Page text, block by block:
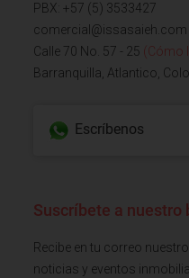
PBX: +57 (5) 3533427
comercial@issasaieh.com
Calle 70 No. 57 - 25 (Cómo
Barranquilla, Atlantico,
Escríbenos
Suscríbete a nuestro
Recibe en tu correo
noticias y eventos